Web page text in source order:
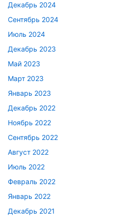
Декабрь 2024
Сентябрь 2024
Июль 2024
Декабрь 2023
Май 2023
Март 2023
Январь 2023
Декабрь 2022
Ноябрь 2022
Сентябрь 2022
Август 2022
Июль 2022
Февраль 2022
Январь 2022
Декабрь 2021